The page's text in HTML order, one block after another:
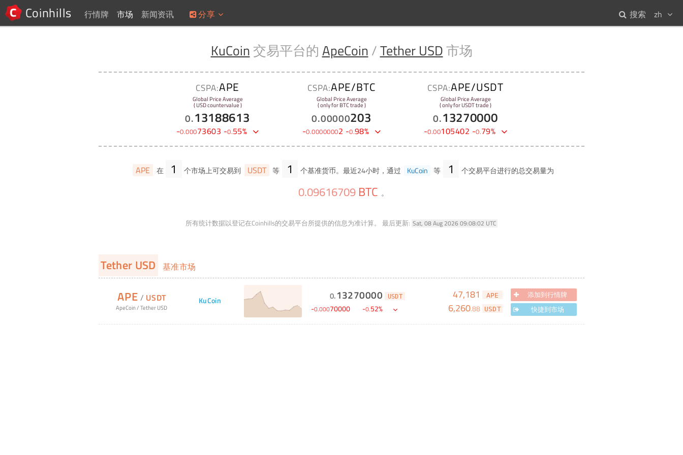
Coinhills 行情牌 市场 新闻资讯 分享 zh
搜索
KuCoin 交易平台的 ApeCoin /Tether USD市场
CSPA:APE
Global Price Average
( USD countervalue )
0.13188613
-0.00073603 -0.55%
CSPA:APE/BTC
Global Price Average
( only for BTC trade )
0.00000203
-0.00000002 -0.98%
CSPA:APE/USDT
Global Price Average
( only for USDT trade )
0.13270000
-0.00105402 -0.79%
APE 在 1 个市场上可交易到 USDT 等 1 个基准货币。最近24小时，通过 KuCoin 等 1 个交易平台进行的总交易量为
0.09616709 BTC 。
所有统计数据以登记在Coinhills的交易平台所提供的信息为准计算。 最后更新: Sat, 08 Aug 2026 09:08:02 UTC
Tether USD 基准市场
APE / USDT
ApeCoin/Tether USD
KuCoin 0.13270000 USDT
-0.00070000 -0.52%
47,181 APE
6,260.88 USDT
添加到行情牌
快捷到市场